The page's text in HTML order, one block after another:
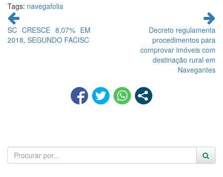
Tags: navegafolia
Continue
lendo
SC CRESCE 8,07% EM
2018, SEGUNDO FACISC
Decreto regulamenta
procedimentos para
comprovar imóveis com
destinação rural em
Navegantes